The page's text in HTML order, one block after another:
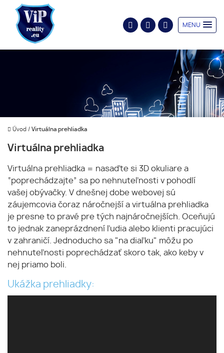
MENU
Úvod / Virtuálna prehliadka
Virtuálna prehliadka
Virtuálna prehliadka = nasaďte si 3D okuliare a
“poprechádzajte” sa po nehnuteľnosti v pohodlí
vašej obývačky. V dnešnej dobe webovej sú
záujemcovia čoraz náročnejší a virtuálna prehliadka
je presne to pravé pre tých najnáročnejších. Oceňujú
to jednak zaneprázdnení ľudia alebo klienti pracujúci
v zahraničí. Jednoducho sa "na diaľku" môžu po
nehnuteľnosti poprechádzať skoro tak, ako keby v
nej priamo boli.
Ukážka prehliadky: